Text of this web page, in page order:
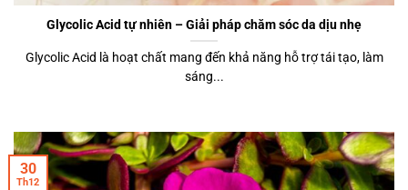
Glycolic Acid tự nhiên – Giải pháp chăm sóc da dịu nhẹ
Glycolic Acid là hoạt chất mang đến khả năng hỗ trợ tái tạo, làm
sáng...
30
Th12